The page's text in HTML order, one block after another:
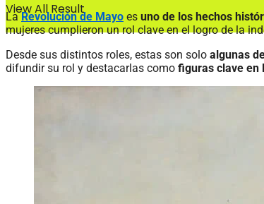
View All Result
LaRevolución de Mayo es uno de los hechos
mujeres cumplieron un rol clave en el logro de la
Desde sus distintos roles, estas son solo algunas
difundir su rol y destacarlas como figuras clave en